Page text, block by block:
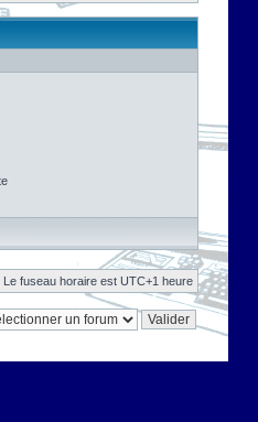
Le fuseau horaire est UTC+1 heure